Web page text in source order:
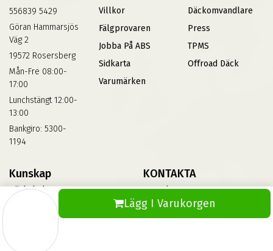
Lägg I Varukorgen
556839 5429
Göran Hammarsjös
Väg 2
19572 Rosersberg
Mån-Fre 08:00-
17:00
Lunchstängt 12:00-
13:00
Bankgiro: 5300-
1194
Villkor
Fälgprovaren
Jobba På ABS
Sidkarta
Varumärken
Däckomvandlare
Press
TPMS
Offroad Däck
Kunskap
Däckskola
Informationsbank Av Däck
KONTAKTA
Kontakta Oss
Vinterdäck